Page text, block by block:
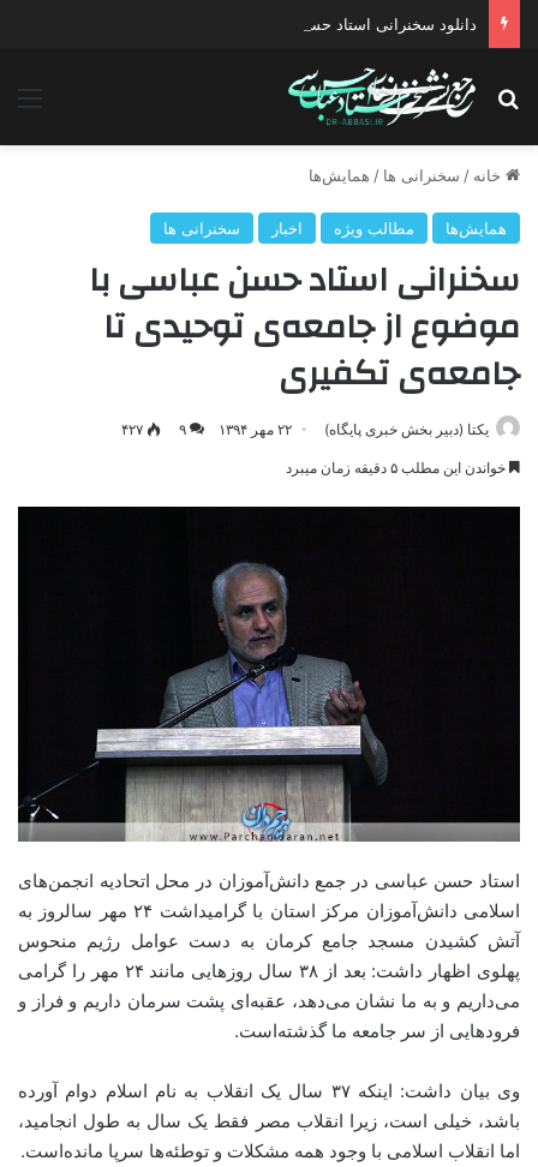
دانلود سخنرانی استاد حسن عباسی با موضوع چهار انتخاب ۱۴۰۰
جستجو برای
خانه / سخنرانی ها / همایش‌ها
همایش‌ها مطالب ویژه اخبار سخنرانی ها
سخنرانی استاد حسن عباسی با
موضوع از جامعه‌ی توحیدی تا
جامعه‌ی تکفیری
یکتا (دبیر بخش خبری پایگاه) ۲۲ مهر ۱۳۹۴ ۹ ۴۲۷
خواندن این مطلب ۵ دقیقه زمان میبرد
استاد حسن عباسی در جمع دانش‌آموزان در محل اتحادیه انجمن‌های
اسلامی دانش‌آموزان مرکز استان با گرامیداشت ۲۴ مهر سالروز به
آتش کشیدن مسجد جامع کرمان به دست عوامل رژیم منحوس
پهلوی اظهار داشت: بعد از ۳۸ سال روزهایی مانند ۲۴ مهر را گرامی
می‌داریم و به ما نشان می‌دهد، عقبه‌ای پشت سرمان داریم و فراز و
فرودهایی از سر جامعه ما گذشته‌است.
وی بیان داشت: اینکه ۳۷ سال یک انقلاب به نام اسلام دوام آورده
باشد، خیلی است، زیرا انقلاب مصر فقط یک سال به طول انجامید،
اما انقلاب اسلامی با وجود همه مشکلات و توطئه‌ها سرپا مانده‌است.